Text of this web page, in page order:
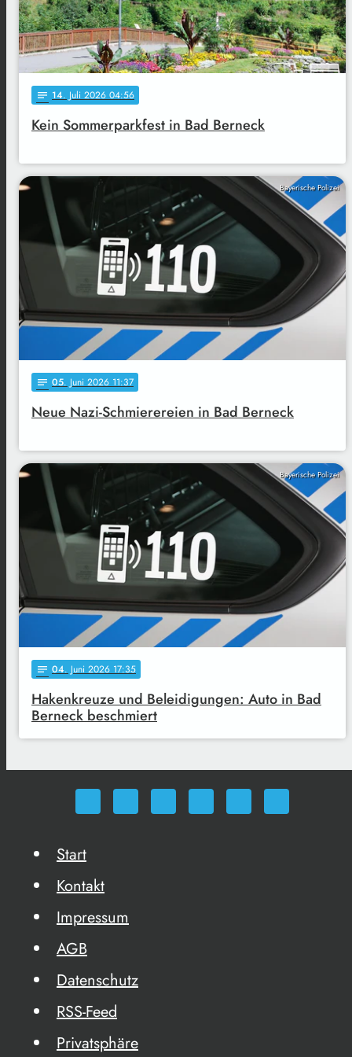
notes 14. Juli 2026 04:56
Kein Sommerparkfest in Bad Berneck
Bayerische Polizei
notes 05. Juni 2026 11:37
Neue Nazi-Schmierereien in Bad Berneck
Bayerische Polizei
notes 04. Juni 2026 17:35
Hakenkreuze und Beleidigungen: Auto in Bad
Berneck beschmiert
Start
Kontakt
Impressum
AGB
Datenschutz
RSS-Feed
Privatsphäre